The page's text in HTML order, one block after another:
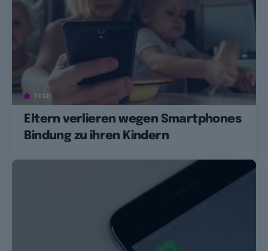
TECH
Eltern verlieren wegen Smartphones
Bindung zu ihren Kindern